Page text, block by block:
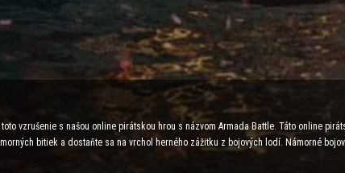
vzrušenie s našou online pirátskou hrou s názvom Armada Battle. Táto online
bitiek a dostaňte sa na vrchol herného zážitku z bojových lodí. Námorné